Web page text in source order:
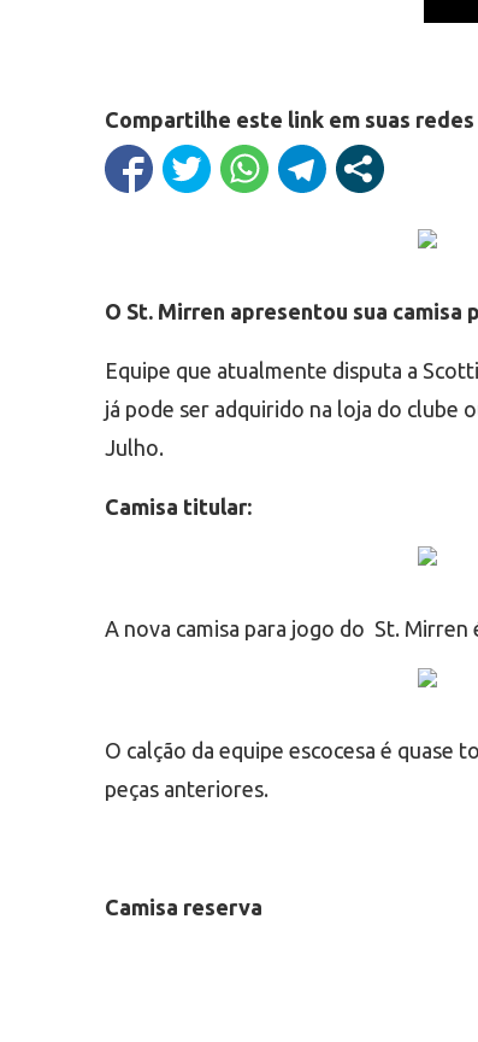
Compartilhe este link em suas redes
O St. Mirren apresentou sua camisa
Equipe que atualmente disputa a
já pode ser adquirido na loja do clube
Julho.
Camisa titular:
A nova camisa para jogo do St.
O calção da equipe escocesa é quase
peças anteriores.
Camisa reserva